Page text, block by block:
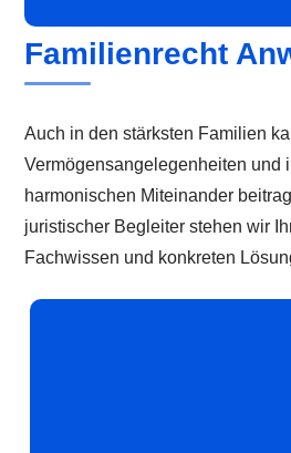
Familienrecht
Auch in den stärksten Familien
Vermögensangelegenheiten und
harmonischen Miteinander
juristischer Begleiter stehen wir
Fachwissen und konkreten